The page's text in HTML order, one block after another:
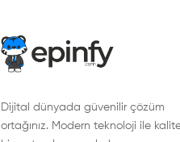
Dijital dünyada güvenilir çözüm
ortağınız. Modern teknoloji ile